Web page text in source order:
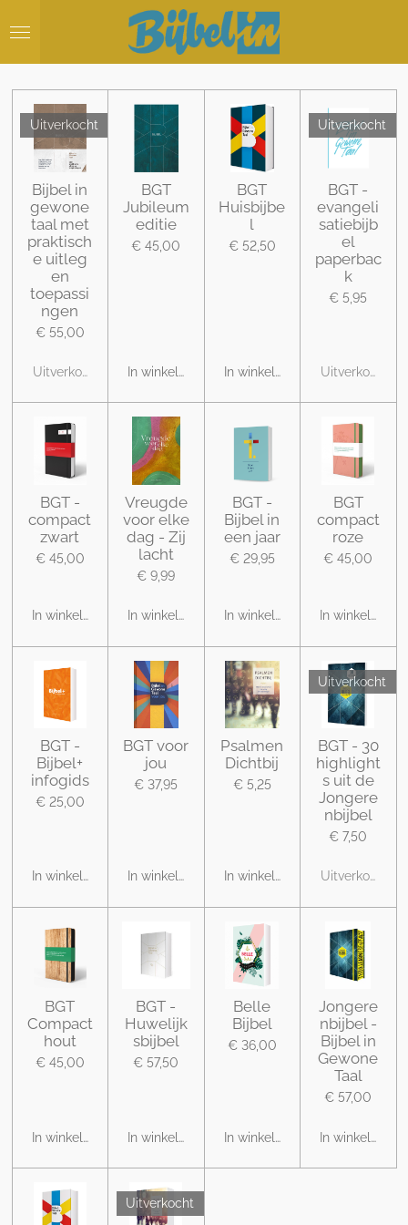
direct
hoofdinhoud
Uitverkocht
Bijbel in
gewone
taal met
praktisch
e uitleg
en
toepassi
ngen
€ 55,00
Uitverkocht
BGT
Jubileum
editie
€ 45,00
In winkelwagen
BGT
Huisbijbe
l
€ 52,50
In winkelwagen
Uitverkocht
BGT -
evangeli
satiebijb
el
paperbac
k
€ 5,95
Uitverkocht
BGT -
compact
zwart
€ 45,00
In winkelwagen
Vreugde
voor elke
dag - Zij
lacht
€ 9,99
In winkelwagen
BGT -
Bijbel in
een jaar
€ 29,95
In winkelwagen
BGT
compact
roze
€ 45,00
In
BGT -
Bijbel+
infogids
€ 25,00
In winkelwagen
BGT voor
jou
€ 37,95
In winkelwagen
Psalmen
Dichtbij
€ 5,25
In winkelwagen
Uitverkocht
BGT - 30
highlight
s uit de
Jongere
nbijbel
€ 7,50
Uitverkocht
BGT
Compact
hout
€ 45,00
In winkelwagen
BGT -
Huwelijk
sbijbel
€ 57,50
In winkelwagen
Belle
Bijbel
€ 36,00
In winkelwagen
Jongere
nbijbel -
Bijbel in
Gewone
Taal
€ 57,00
In
Uitverkocht